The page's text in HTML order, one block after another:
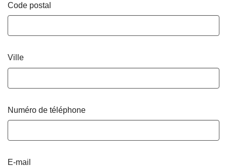
Code postal
Ville
Numéro de téléphone
E-mail